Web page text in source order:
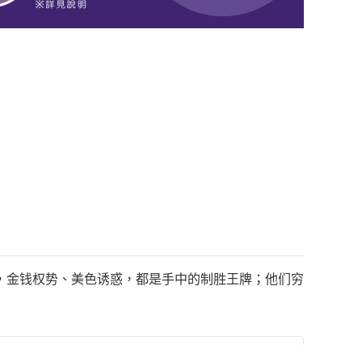
钱权势、美色诱惑，都是手中的制胜王牌；他们穷